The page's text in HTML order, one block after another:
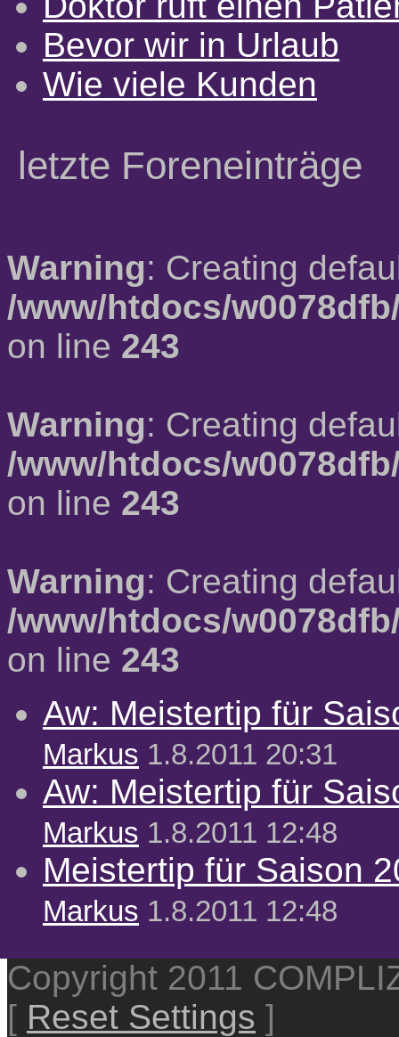
Bevor wir in Urlaub
Wie viele Kunden
letzte Foreneinträge
Warning: Creating
/www/htdocs/
on line 243
Warning: Creating
/www/htdocs/
on line 243
Warning: Creating
/www/htdocs/
on line 243
Aw: Meistertip für
Markus 1.8.2011 20:31
Aw: Meistertip für
Markus 1.8.2011 12:48
Meistertip für Saison
Markus 1.8.2011 12:48
Copyright 2011
[ Reset Settings ]